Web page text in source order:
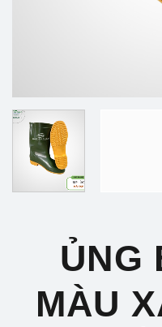
ỦNG
MÀU